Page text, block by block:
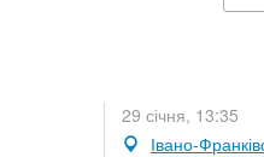
29 січня, 13:35
Івано-